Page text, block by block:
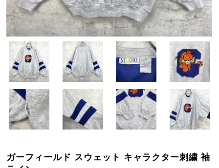
ガーフィールド スウェット キャラクター刺繍 袖